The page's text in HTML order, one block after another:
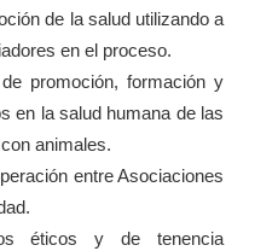
de la salud utilizando a
en el proceso.
promoción, formación y
en la salud humana de las
animales.
entre Asociaciones
éticos y de tenencia